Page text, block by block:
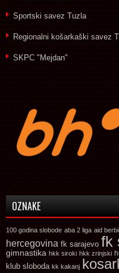
Sportski savez Tuzla
Regionalni košarkaški savez
SKPC "Mejdan"
OZNAKE
100 godina slobode aba 2 liga aid
hercegovina fk sarajevo fk
gimnastika hkk siroki hkk zrinjski
klub sloboda kk kakanj